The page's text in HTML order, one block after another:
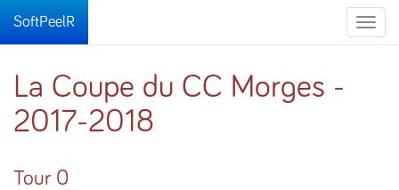
Toggle
SoftPeelR
La Coupe du CC Morges -
2017-2018
Tour 0